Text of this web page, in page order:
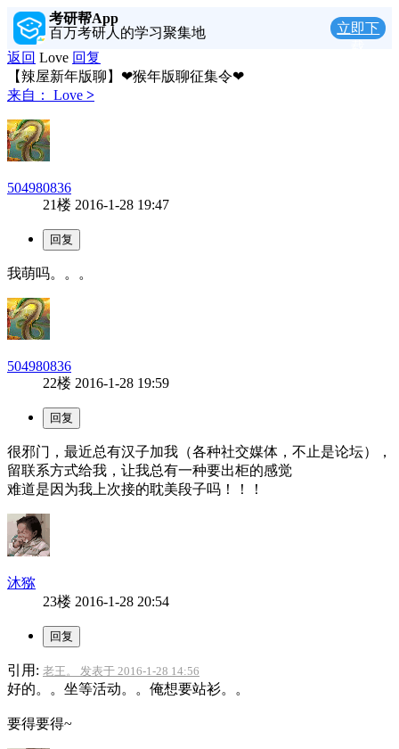
考研帮App
百万考研人的学习聚集地
立即下
返回 Love 回复
【辣屋新年版聊】❤猴年版聊征集令❤
来自：
Love >
504980836
21楼 2016-1-28 19:47
我萌吗。。。
504980836
22楼 2016-1-28 19:59
很邪门，最近总有汉子加我（各种社交媒体，不止是论坛），
留联系方式给我，让我总有一种要出柜的感觉
难道是因为我上次接的耽美段子吗！！！
沐猕
23楼 2016-1-28 20:54
引用: 老王。 发表于 2016-1-28 14:56
好的。。坐等活动。。俺想要站衫。。
要得要得~